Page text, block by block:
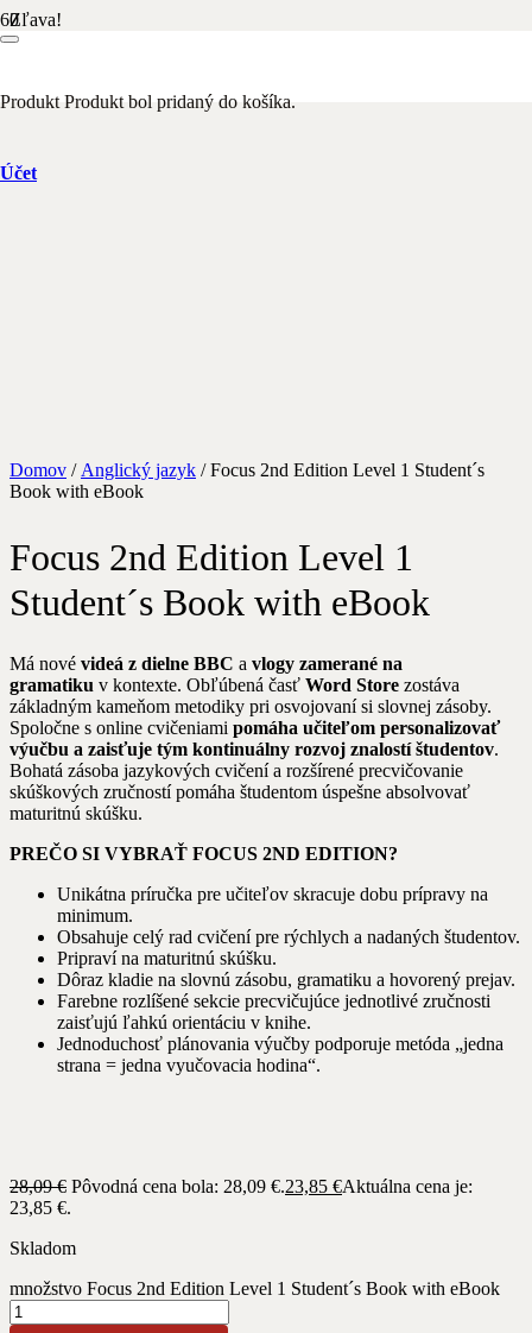
Produkt Produkt bol pridaný do košíka.
Účet
Zľava!
Domov / Anglický jazyk / Focus 2nd Edition Level 1 Student´s
Book with eBook
Focus 2nd Edition Level 1
Student´s Book with eBook
Má nové videá z dielne BBC a vlogy zamerané na
gramatiku v kontexte. Obľúbená časť Word Store zostáva
základným kameňom metodiky pri osvojovaní si slovnej zásoby.
Spoločne s online cvičeniami pomáha učiteľom personalizovať
výučbu a zaisťuje tým kontinuálny rozvoj znalostí študentov.
Bohatá zásoba jazykových cvičení a rozšírené precvičovanie
skúškových zručností pomáha študentom úspešne absolvovať
maturitnú skúšku.
PREČO SI VYBRAŤ FOCUS 2ND EDITION?
Unikátna príručka pre učiteľov skracuje dobu prípravy na
minimum.
Obsahuje celý rad cvičení pre rýchlych a nadaných študentov.
Pripraví na maturitnú skúšku.
Dôraz kladie na slovnú zásobu, gramatiku a hovorený prejav.
Farebne rozlíšené sekcie precvičujúce jednotlivé zručnosti
zaisťujú ľahkú orientáciu v knihe.
Jednoduchosť plánovania výučby podporuje metóda „jedna
strana = jedna vyučovacia hodina“.
28,09€ Pôvodná cena bola: 28,09 €.23,85 €Aktuálna cena je:
23,85 €.
Skladom
množstvo Focus 2nd Edition Level 1 Student´s Book with eBook